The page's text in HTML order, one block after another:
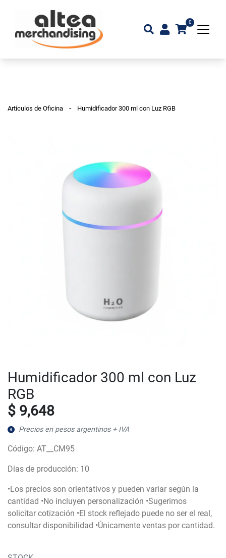
0
Artículos de Oficina - Humidificador 300 ml con Luz RGB
Humidificador 300 ml con Luz
RGB
$ 9,648
Precios en pesos argentinos + IVA
Código: AT__CM95
Días de producción: 10
•Los precios son orientativos y pueden variar según la
cantidad •No incluyen personalización •Sugerimos
solicitar cotización •El stock reflejado puede no ser el real,
consultar disponibilidad •Únicamente ventas por cantidad.